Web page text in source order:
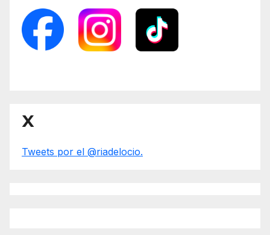
X
Tweets por el @riadelocio.